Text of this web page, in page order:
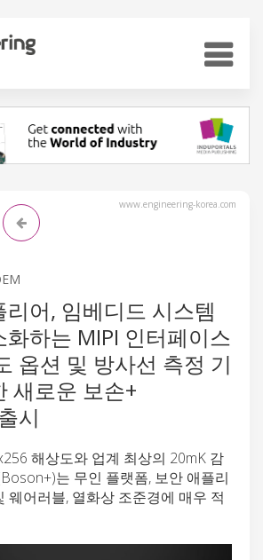
www.engineering-korea.com
리어, 임베디드 시스템
하는 MIPI 인터페이스
옵션 및 방사선 측정 기
새로운 보손+
시
해상도와 업계 최상의 20mK 감
는 무인 플랫폼, 보안 애플리
웨어러블, 열화상 조준경에 매우 적